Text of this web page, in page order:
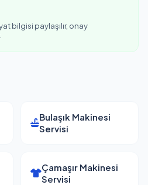
bilgisi paylaşılır, onay
Bulaşık Makinesi
Servisi
Çamaşır Makinesi
Servisi